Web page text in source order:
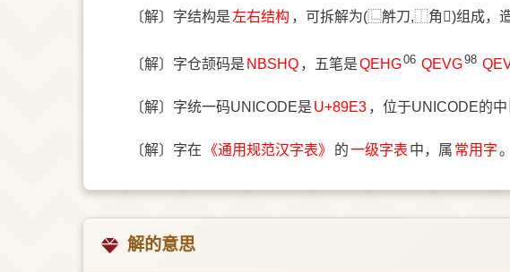
〔解〕字结构是 左右结构 ，可拆解为(⿺𧣈刀,⿰角𭷔)组成，
〔解〕字仓颉码是 NBSHQ ，五笔是QEHG06 QEVG98
〔解〕字统一码UNICODE是 U+89E3 ，位于UNICODE的
〔解〕字在 《通用规范汉字表》 的一级字表 中，属 常用字。
解的意思